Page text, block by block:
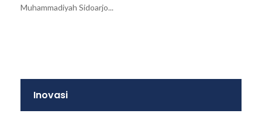
Muhammadiyah Sidoarjo...
Inovasi